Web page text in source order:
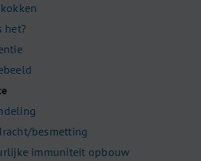
het?
besmetting
immuniteit opbouw